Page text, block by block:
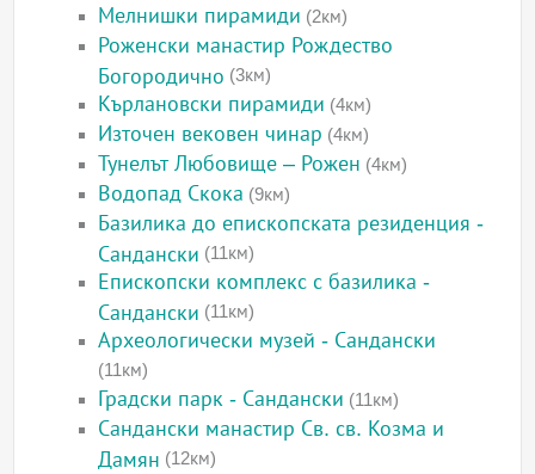
Мелнишки пирамиди (2км)
Роженски манастир Рождество
Богородично (3км)
Кърлановски пирамиди (4км)
Източен вековен чинар (4км)
Тунелът Любовище – Рожен (4км)
Водопад Скока (9км)
Базилика до епископската резиденция -
Сандански (11км)
Епископски комплекс с базилика -
Сандански (11км)
Археологически музей - Сандански
(11км)
Градски парк - Сандански (11км)
Сандански манастир Св. св. Козма и
Дамян (12км)